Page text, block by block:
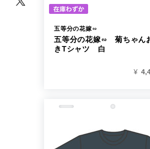
五等分の花嫁∽
五等分の花嫁∽ 菊ちゃん
きTシャツ 白
¥